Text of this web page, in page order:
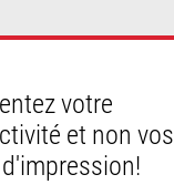
votre
et non vos